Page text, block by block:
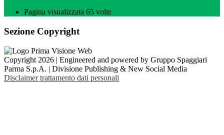
Pagina visualizzata 65 volte
Sezione Copyright
Copyright 2026 | Engineered and powered by Gruppo Spaggiari
Parma S.p.A. | Divisione Publishing & New Social Media
Disclaimer trattamento dati personali